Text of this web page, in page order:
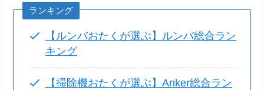
ランキング
【ルンバおたくが選ぶ】ルンバ総合ラン
キング
【掃除機おたくが選ぶ】Anker総合ラン